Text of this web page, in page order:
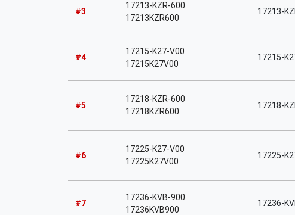
#3
17213-KZR-600
17213KZR600
17213-
#4
17215-K27-V00
17215K27V00
17215-
#5
17218-KZR-600
17218KZR600
17218-
#6
17225-K27-V00
17225K27V00
17225-
#7
17236-KVB-900
17236KVB900
17236-